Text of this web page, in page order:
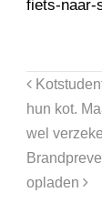
fiets-naar-
hun kot.
wel
opladen